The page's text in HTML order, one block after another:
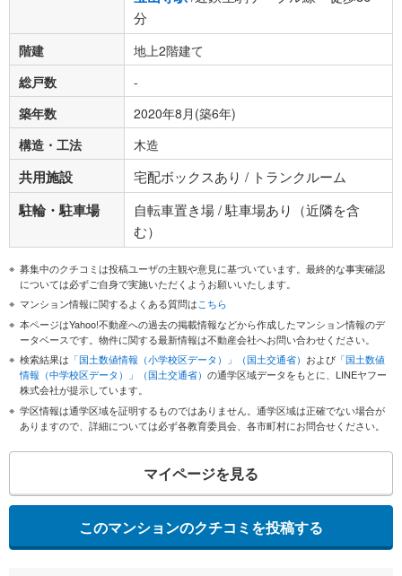
分
階建
地上2階建て
総戸数
-
築年数
2020年8月(築6年)
構造・工法
木造
共用施設 宅配ボックスあり / トランクルーム
駐輪・駐車場
自転車置き場 / 駐車場あり（近隣を含
む）
募集中のクチコミは投稿ユーザの主観や意見に基づいています。最終的な事実確認
については必ずご自身で実施いただくようお願いいたします。
マンション情報に関するよくある質問はこちら
本ページはYahoo!不動産への過去の掲載情報などから作成したマンション情報のデ
ータベースです。物件に関する最新情報は不動産会社へお問い合わせください。
検索結果は 「国土数値情報（小学校区データ）」（国土交通省） および 「国土数値
情報（中学校区データ）」（国土交通省） の通学区域データをもとに、LINEヤフー
株式会社が提示しています。
学区情報は通学区域を証明するものではありません。通学区域は正確でない場合が
ありますので、詳細については必ず各教育委員会、各市町村にお問合せください。
マイページを見る
このマンションのクチコミを投稿する